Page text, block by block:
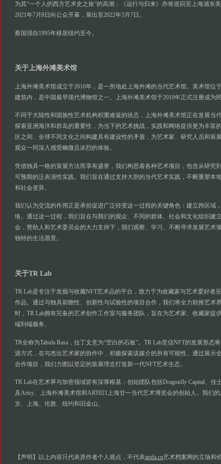
为其“一个人的西方艺术史之旅”的高潮；《远行与归来》亦将巡回至上海浦东
2021年7月8日向公众开幕，展出至2022年3月7日。
蔡国强自1995年移居纽约至今。
关于上海外滩美术馆
上海外滩美术馆成立于2010年，是一所地处上海外滩的当代艺术馆。美术馆位
建筑内，是中国最早现代博物馆之一。上海外滩美术馆于2019年正式注册成为
不同于大陆性和国族性艺术机构积重难返的状态，上海外滩美术馆正在发展当
探索亚洲海洋和群岛的重要性，为当下的艺术挑战，实践和网络提供更为丰富
区之间、全球不同文化之间构建具有建设性的矛盾，为艺术家、研究人员和策
观众一同深入感受幽微且浓烈的体验。
凭借独具一格的策展方法而享有盛誉，我们构思着各种艺术项目，包含从研究
可预期的泛表演性实践。我们旨在通过支持大胆的当代艺术实践，不断重塑本
和社会变异。
我们认为交流的作用正是承担促进广泛转变这一过程的关键角色：建立跨区域
络。通过这一过程，我们旨在与我们的观众、不同的群体、社会和文化组织建
会，赞助人和艺术委员会的大力支持下，我们观察、学习、不断寻求发展艺术
独特的生活愿景。
关于TR Lab
TR Lab是专注于发掘与收藏NFT艺术品的平台，致力于为收藏家与艺术爱好者
作品。通过与独具前瞻性、创新性与试验性的项目合作，我们将全力助推艺术
时，TR Lab拥有完备的艺术创作工作室与服务团队，旨在为艺术家、收藏家提
端到端服务。
TR全称为Tabula Rasa，拉丁文意为“空白的石板”。TR Lab坚信NFT的发展形态
源方式，在与杰出艺术家的协作中，积极探索该媒介的所有可能性。通过展示
合作项目，我们力图以坚定的策展理念打造新一代NFT艺术生态。
TR Lab在艺术界与加密领域皆有深厚根基：创始团队包括Dragonfly Capital、佳
及Artsy、上海外滩美术馆和ART021上海廿一当代艺术博览会的创始人。我们
京、上海、伦敦、纽约和旧金山。
【声明】以上内容只代表原作者个人观点，不代表artda.cn艺术档案网的立场和